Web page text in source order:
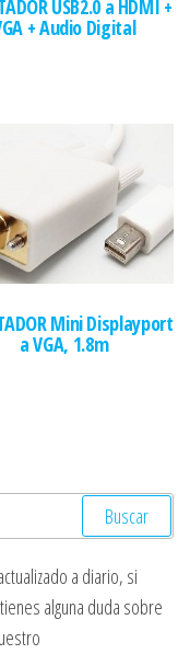
USB2.0 a HDMI +
+ Audio Digital
Mini Displayport
a VGA, 1.8m
a diario, si
alguna duda sobre